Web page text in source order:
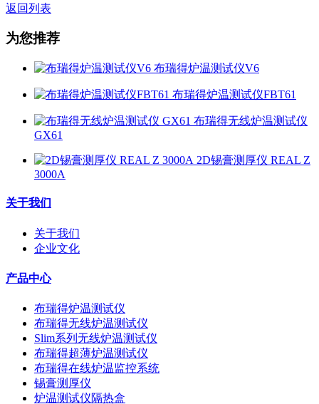
返回列表
为您推荐
布瑞得炉温测试仪V6
布瑞得炉温测试仪FBT61
布瑞得无线炉温测试仪
GX61
2D锡膏测厚仪 REAL Z
3000A
关于我们
关于我们
企业文化
产品中心
布瑞得炉温测试仪
布瑞得无线炉温测试仪
Slim系列无线炉温测试仪
布瑞得超薄炉温测试仪
布瑞得在线炉温监控系统
锡膏测厚仪
炉温测试仪隔热盒